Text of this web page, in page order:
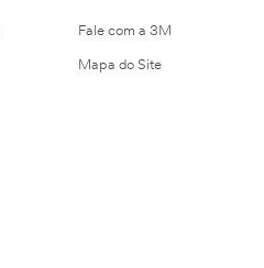
Fale com a 3M
Mapa do Site